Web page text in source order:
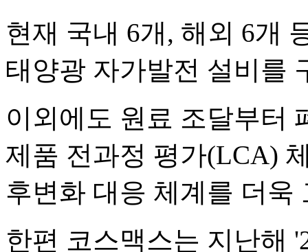
현재 국내 6개, 해외 6개
태양광 자가발전 설비를
이외에도 원료 조달부터
제품 전과정 평가(LCA)
후변화 대응 체계를 더욱
한편 코스맥스는 지난해